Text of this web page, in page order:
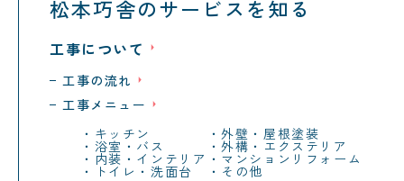
松本巧舎のサービスを知る
工事について
工事の流れ
工事メニュー
キッチン
外壁・屋根塗装
浴室・バス 外構・エクステリア
内装・インテリア マンションリフォーム
トイレ・洗面台 その他